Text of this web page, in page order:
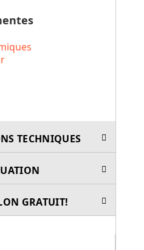
TECHNIQUES
GRATUIT!